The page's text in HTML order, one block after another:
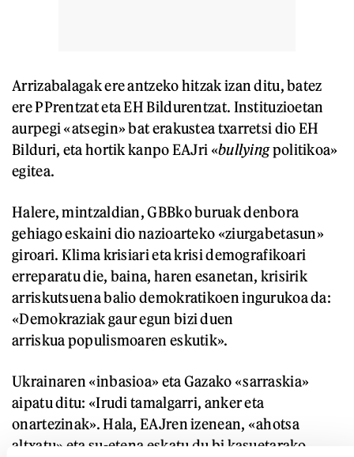
Arrizabalagak ere antzeko hitzak izan ditu, batez
ere PPrentzat eta EH Bildurentzat. Instituzioetan
aurpegi «atsegin» bat erakustea txarretsi dio EH
Bilduri, eta hortik kanpo EAJri «bullyingpolitikoa»
egitea.
Halere, mintzaldian, GBBko buruak denbora
gehiago eskaini dio nazioarteko «ziurgabetasun»
giroari. Klima krisiari eta krisi demografikoari
erreparatu die, baina, haren esanetan, krisirik
arriskutsuena balio demokratikoen ingurukoa da:
«Demokraziak gaur egun bizi duen
arriskua populismoaren eskutik».
Ukrainaren «inbasioa» eta Gazako «sarraskia»
aipatu ditu: «Irudi tamalgarri, anker eta
onartezinak». Hala, EAJren izenean, «ahotsa
altxatu» eta su-etena eskatu du bi kasuetarako.